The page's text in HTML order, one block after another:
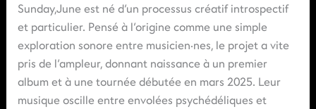
Sunday,June est né d’un processus créatif introspectif
et particulier. Pensé à l’origine comme une simple
exploration sonore entre musicien·nes, le projet a vite
pris de l’ampleur, donnant naissance à un premier
album et à une tournée débutée en mars 2025. Leur
musique oscille entre envolées psychédéliques et